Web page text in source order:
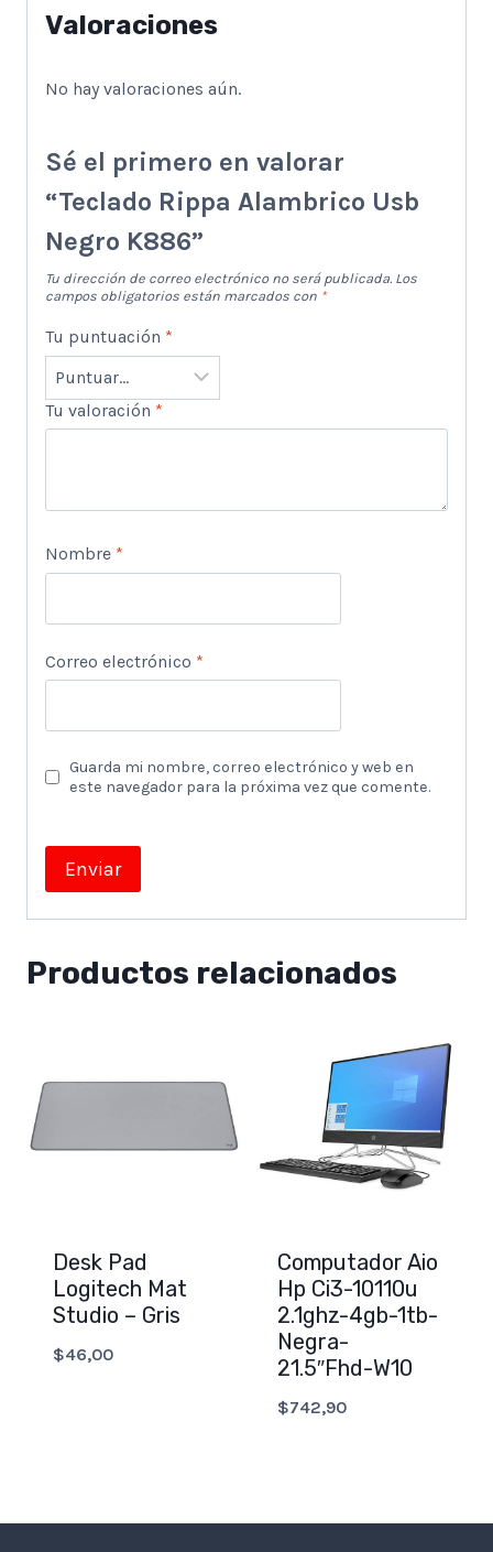
Valoraciones
No hay valoraciones aún.
Sé el primero en valorar
“Teclado Rippa Alambrico Usb
Negro K886”
Tu dirección de correo electrónico no será publicada. Los
campos obligatorios están marcados con *
Tu puntuación *
Tu valoración *
Nombre *
Correo electrónico *
Guarda mi nombre, correo electrónico y web en
este navegador para la próxima vez que comente.
Productos relacionados
Desk Pad
Logitech Mat
Studio – Gris
$46,00
Computador Aio
Hp Ci3-10110u
2.1ghz-4gb-1tb-
Negra-
21.5″Fhd-W10
$742,90